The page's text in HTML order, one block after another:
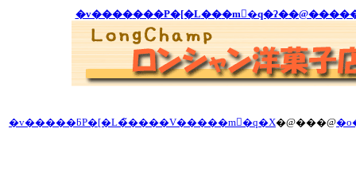
�v�������P�[�L���m�َq�ʔ�
�v�����ƃP�[�L�̃����V�����m�َq�X�@���@